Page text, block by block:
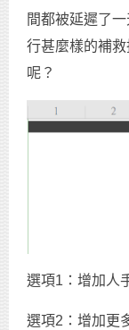
間都被延遲了
行甚麼樣的補
呢？
選項1：增加人
選項2：增加更